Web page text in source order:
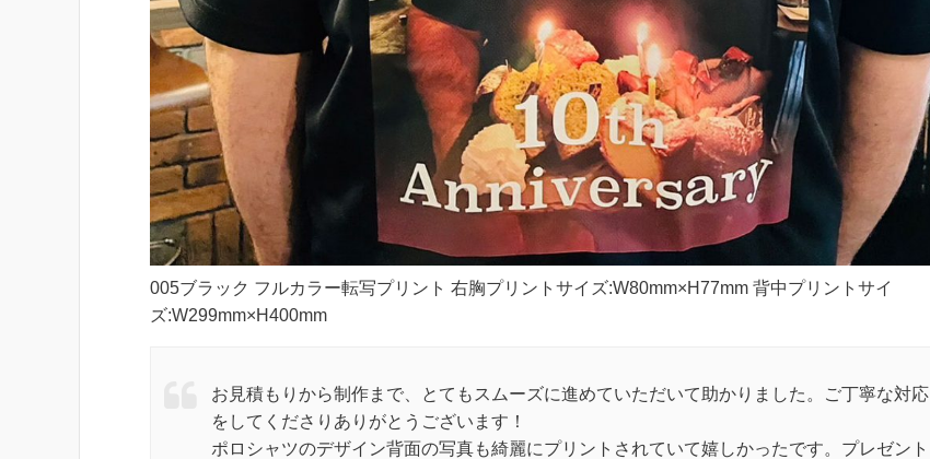
005ブラック フルカラー転写プリント 右胸プリントサイズ:W80mm×H77mm 背中プリントサイ
ズ:W299mm×H400mm
お見積もりから制作まで、とてもスムーズに進めていただいて助かりました。ご丁寧な対応
をしてくださりありがとうございます！
ポロシャツのデザイン背面の写真も綺麗にプリントされていて嬉しかったです。プレゼント